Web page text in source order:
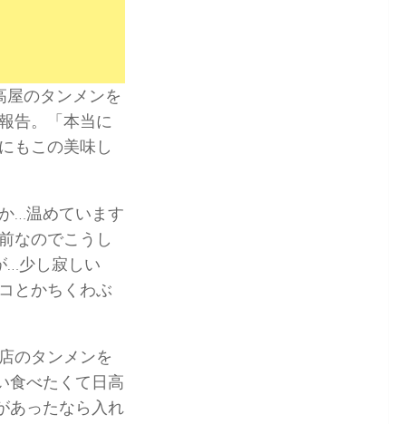
のタンメンを
告。「本当に
もこの美味し
…温めています
なのでこうし
…少し寂しい
とかちくわぶ
のタンメンを
食べたくて日高
あったなら入れ